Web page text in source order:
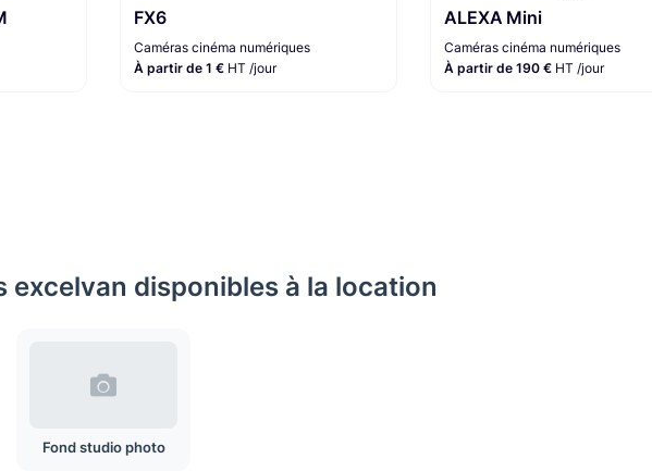
FX6
Caméras cinéma numériques
À partir de 1 € HT /jour
ALEXA Mini
Caméras cinéma numériques
À partir de 190 € HT /jour
excelvan disponibles à la location
Fond studio photo